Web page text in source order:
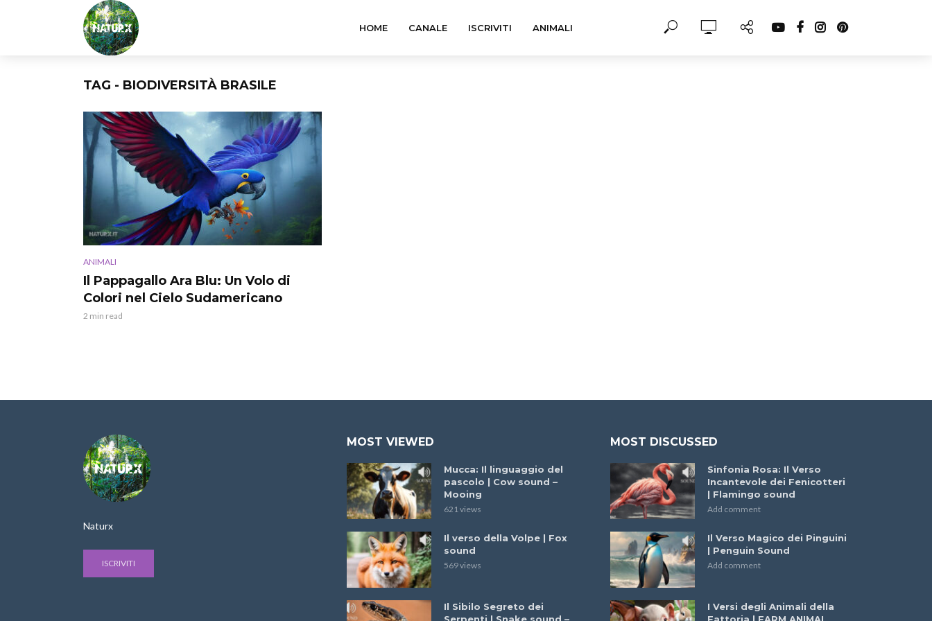
HOME CANALE ISCRIVITI ANIMALI
TAG - BIODIVERSITÀ BRASILE
ANIMALI
Il Pappagallo Ara Blu: Un Volo di
Colori nel Cielo Sudamericano
2 min read
Naturx
ISCRIVITI
MOST VIEWED
Mucca: Il linguaggio del
pascolo | Cow sound –
Mooing
621 views
Il verso della Volpe | Fox
sound
569 views
Il Sibilo Segreto dei
MOST DISCUSSED
Sinfonia Rosa: Il Verso
Incantevole dei Fenicotteri
| Flamingo sound
Add comment
Il Verso Magico dei Pinguini
| Penguin Sound
Add comment
I Versi degli Animali della